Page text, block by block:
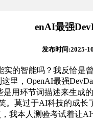
enAI最强
发布时间:2025-
智能吗？我反恰是
，OpenAI最强
是用环节词描述来生
莫过于AI科技的成
我本人测验考试着